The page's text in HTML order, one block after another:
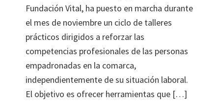
Fundación Vital, ha puesto en marcha durante
el mes de noviembre un ciclo de talleres
prácticos dirigidos a reforzar las
competencias profesionales de las personas
empadronadas en la comarca,
independientemente de su situación laboral.
El objetivo es ofrecer herramientas que […]